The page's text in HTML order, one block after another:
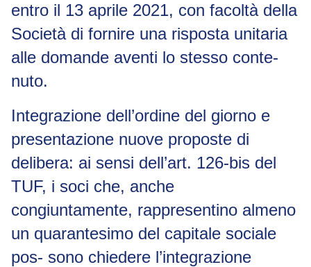
entro il 13 aprile 2021, con facoltà della
Società di fornire una risposta unitaria
alle domande aventi lo stesso conte-
nuto.
Integrazione dell’ordine del giorno e
presentazione nuove proposte di
delibera: ai sensi dell’art. 126-bis del
TUF, i soci che, anche
congiuntamente, rappresentino almeno
un quarantesimo del capitale sociale
pos- sono chiedere l’integrazione